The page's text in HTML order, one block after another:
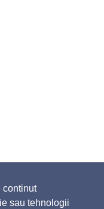
continut
sau tehnologii